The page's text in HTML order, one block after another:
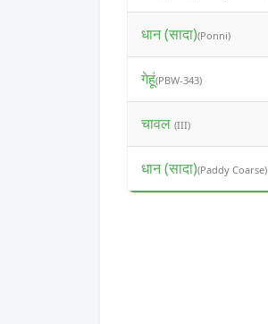
धान (सादा)(Ponni)
गेहूं(PBW-343)
चावल (III)
धान (सादा)(Paddy Coarse)